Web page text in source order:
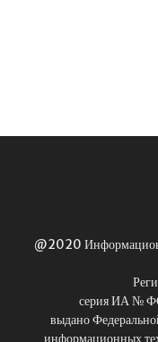
@2020
серия ИА №
выдано
информационных